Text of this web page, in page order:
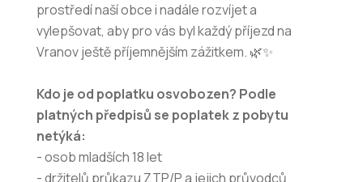
prostředí naší obce i nadále rozvíjet a
vylepšovat, aby pro vás byl každý příjezd na
Vranov ještě příjemnějším zážitkem. 🌿✨
Kdo je od poplatku osvobozen? Podle
platných předpisů se poplatek z pobytu
netýká:
- osob mladších 18 let
- držitelů průkazu ZTP/P a jejich průvodců